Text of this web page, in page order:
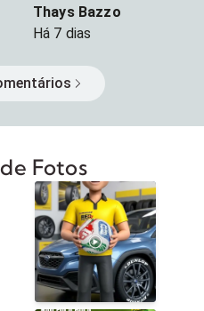
Thays Bazzo
Há 7 dias
Fotos